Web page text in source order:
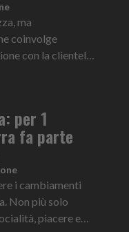
ma
coinvolge
con la clientela.
nero su b...
per 1
fa parte
i cambiamenti
Non più solo
piacere e